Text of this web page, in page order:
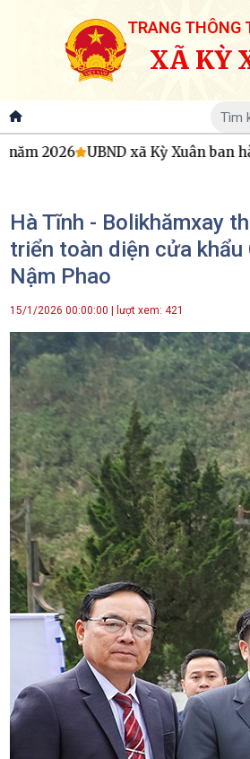
TRANG THÔNG
XÃ KỲ
xã Kỳ Xuân ban hành Quy chế
Hà Tĩnh - Bolikhămxay
triển toàn diện cửa khẩu
Nậm Phao
15/1/2026 00:00:00 | lượt xem: 421